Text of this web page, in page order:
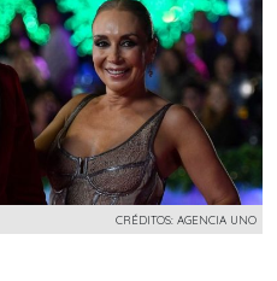
CRÉDITOS: AGENCIA UNO